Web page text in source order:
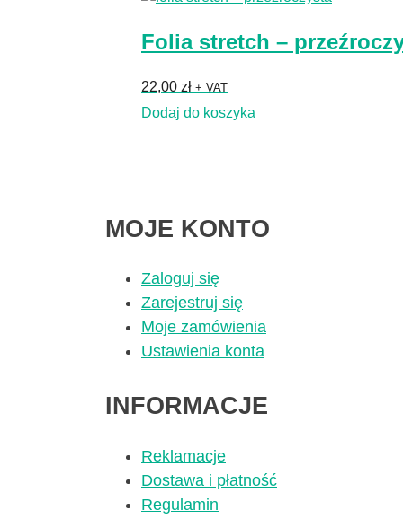
Folia stretch –
22,00 zł + VAT
Dodaj do koszyka
MOJE KONTO
Zaloguj się
Zarejestruj się
Moje zamówienia
Ustawienia konta
INFORMACJE
Reklamacje
Dostawa i płatność
Regulamin